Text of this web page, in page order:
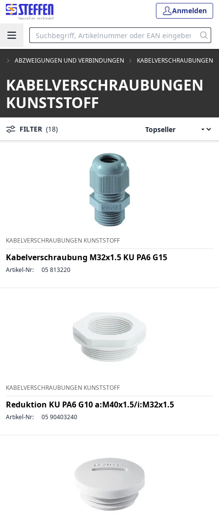
Anmelden
ABZWEIGUNGEN UND VERBINDUNGEN KABELVERSCHRAUBUNGEN
KABELVERSCHRAUBUNGEN
KUNSTSTOFF
FILTER (18)
KABELVERSCHRAUBUNGEN KUNSTSTOFF
Kabelverschraubung M32x1.5 KU PA6 G15
Artikel-Nr: 05 813220
KABELVERSCHRAUBUNGEN KUNSTSTOFF
Reduktion KU PA6 G10 a:M40x1.5/i:M32x1.5
Artikel-Nr: 05 90403240